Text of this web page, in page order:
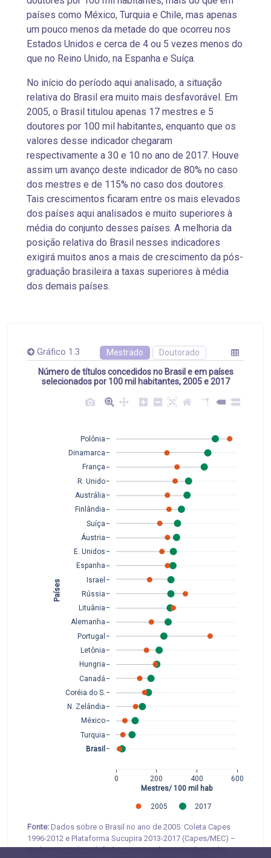
países como México, Turquia e Chile, mas apenas
um pouco menos da metade do que ocorreu nos
Estados Unidos e cerca de 4 ou 5 vezes menos do
que no Reino Unido, na Espanha e Suíça.
No início do período aqui analisado, a situação
relativa do Brasil era muito mais desfavorável. Em
2005, o Brasil titulou apenas 17 mestres e 5
doutores por 100 mil habitantes, enquanto que os
valores desse indicador chegaram
respectivamente a 30 e 10 no ano de 2017. Houve
assim um avanço deste indicador de 80% no caso
dos mestres e de 115% no caso dos doutores.
Tais crescimentos ficaram entre os mais elevados
dos países aqui analisados e muito superiores à
média do conjunto desses países. A melhoria da
posição relativa do Brasil nesses indicadores
exigirá muitos anos a mais de crescimento da pós-
graduação brasileira a taxas superiores à média
dos demais países.
Gráfico 1.3 Mestrado Doutorado
Número de títulos concedidos no Brasil e em países
selecionados por 100 mil habitantes, 2005 e 2017
0 200 400 600
Brasil
Turquia
México
N. Zelândia
Coréia do S.
Canadá
Hungria
Letônia
Portugal
Alemanha
Lituânia
Rússia
Israel
Espanha
E. Unidos
Áustria
Suíça
Finlândia
Austrália
R. Unido
França
Dinamarca
Polônia
2005 2017
Mestres/ 100 mil hab
Países
Fonte: Dados sobre o Brasil no ano de 2005: Coleta Capes
1996-2012 e Plataforma Sucupira 2013-2017 (Capes/MEC) –
Dados: OECD (2019), "Education Database: Graduates by